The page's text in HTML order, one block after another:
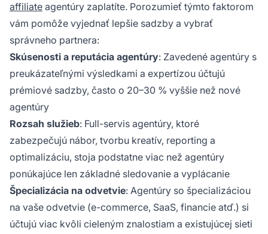
affiliate agentúry zaplatíte. Porozumieť týmto faktorom
vám pomôže vyjednať lepšie sadzby a vybrať
správneho partnera:
Skúsenosti a reputácia agentúry: Zavedené agentúry s
preukázateľnými výsledkami a expertízou účtujú
prémiové sadzby, často o 20–30 % vyššie než nové
agentúry
Rozsah služieb: Full-servis agentúry, ktoré
zabezpečujú nábor, tvorbu kreatív, reporting a
optimalizáciu, stoja podstatne viac než agentúry
ponúkajúce len základné sledovanie a vyplácanie
Špecializácia na odvetvie: Agentúry so špecializáciou
na vaše odvetvie (e-commerce, SaaS, financie atď.) si
účtujú viac kvôli cieleným znalostiam a existujúcej sieti